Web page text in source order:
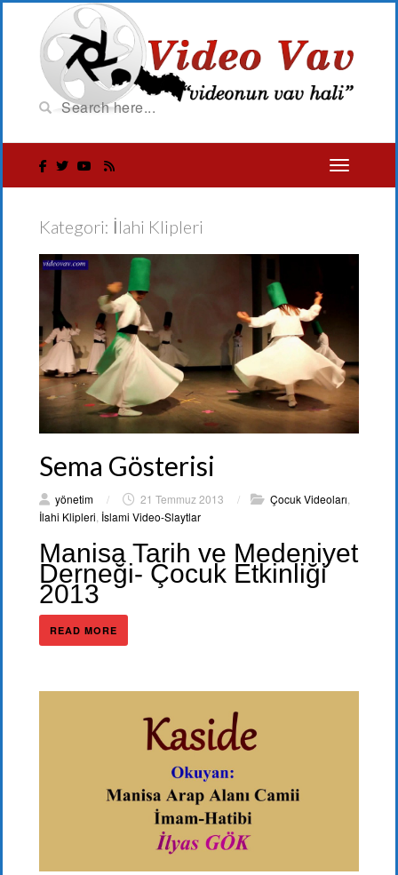
Kategori: İlahi Klipleri
Sema Gösterisi
yönetim / 21 Temmuz 2013 / Çocuk Videoları,
İlahi Klipleri, İslami Video-Slaytlar
Manisa Tarih ve Medeniyet
Derneği- Çocuk Etkinliği
2013
READ MORE